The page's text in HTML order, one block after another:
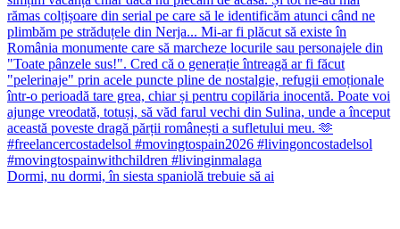
Dormi, nu dormi, în siesta spaniolă trebuie să ai